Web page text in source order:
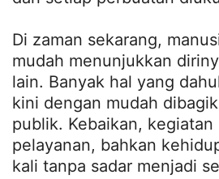
Di zaman sekarang,
mudah menunjukkan
lain. Banyak hal yang
kini dengan mudah
publik. Kebaikan, kegiatan
pelayanan, bahkan
kali tanpa sadar menjadi